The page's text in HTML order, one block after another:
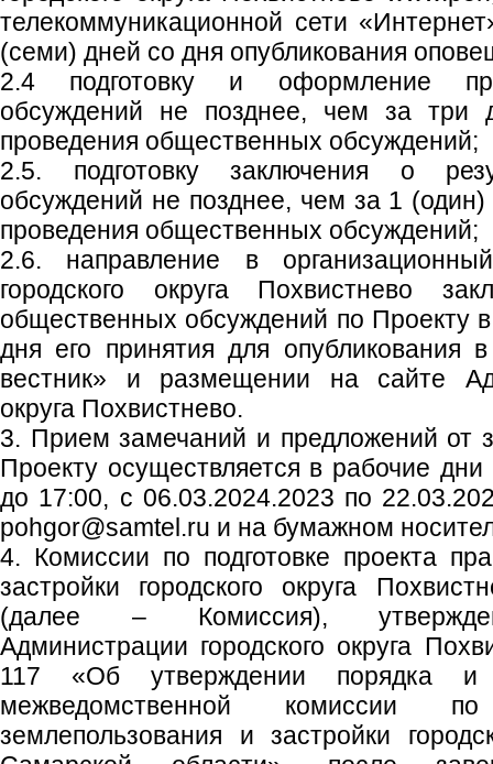
телекоммуникационной сети
(семи) дней со дня опубликования
2.4 подготовку и оформление
обсуждений не позднее, чем за три
проведения общественных обсуждений;
2.5. подготовку заключения о
обсуждений не позднее, чем за 1
проведения общественных обсуждений;
2.6. направление в
городского округа Похвистнево
общественных обсуждений по Проекту
дня его принятия для опубликования
вестник» и размещении на сайте
округа Похвистнево.
3. Прием замечаний и предложений от
Проекту осуществляется в рабочие
до 17:00, с 06.03.2024.2023 по
pohgor@samtel.ru и на бумажном
4. Комиссии по подготовке проекта
застройки городского округа
(далее – Комиссия),
Администрации городского округа
117 «Об утверждении порядка и
межведомственной комиссии
землепользования и застройки